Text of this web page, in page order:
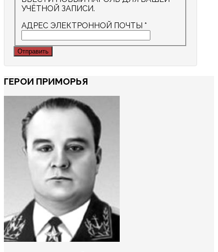
УЧЁТНОЙ ЗАПИСИ.
АДРЕС ЭЛЕКТРОННОЙ ПОЧТЫ *
Отправить
ГЕРОИ ПРИМОРЬЯ